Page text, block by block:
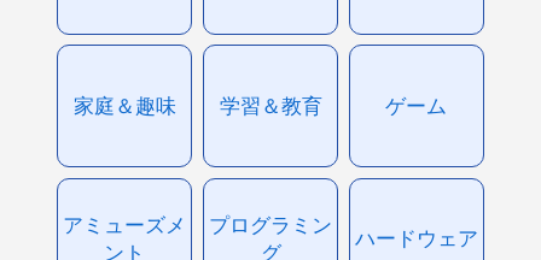
家庭＆趣味 学習＆教育 ゲーム
アミューズメ
ント
プログラミン
グ
ハードウェア